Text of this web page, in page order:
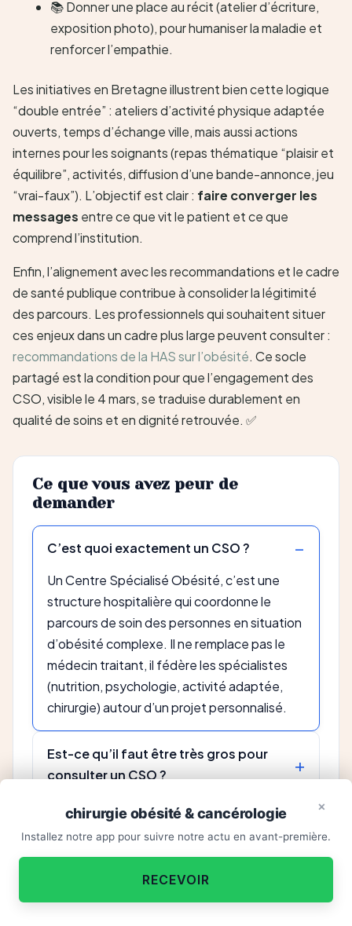
📚 Donner une place au récit (atelier d’écriture,
exposition photo), pour humaniser la maladie et
renforcer l’empathie.
Les initiatives en Bretagne illustrent bien cette logique
“double entrée” : ateliers d’activité physique adaptée
ouverts, temps d’échange ville, mais aussi actions
internes pour les soignants (repas thématique “plaisir et
équilibre”, activités, diffusion d’une bande-annonce, jeu
“vrai-faux”). L’objectif est clair : faire converger les
messages entre ce que vit le patient et ce que
comprend l’institution.
Enfin, l’alignement avec les recommandations et le cadre
de santé publique contribue à consolider la légitimité
des parcours. Les professionnels qui souhaitent situer
ces enjeux dans un cadre plus large peuvent consulter :
recommandations de la HAS sur l’obésité. Ce socle
partagé est la condition pour que l’engagement des
CSO, visible le 4 mars, se traduise durablement en
qualité de soins et en dignité retrouvée. ✅
Ce que vous avez peur de
demander
C’est quoi exactement un CSO ?
Un Centre Spécialisé Obésité, c’est une
structure hospitalière qui coordonne le
parcours de soin des personnes en situation
d’obésité complexe. Il ne remplace pas le
médecin traitant, il fédère les spécialistes
(nutrition, psychologie, activité adaptée,
chirurgie) autour d’un projet personnalisé.
Est-ce qu’il faut être très gros pour
consulter un CSO ?
Je peux y aller directement sans
ordonnance ?
Ils font uniquement de la chirurgie ?
Envie de vous sentir mieux ?
×
chirurgie obésité & cancérologie
Installez notre app pour suivre notre actu en avant-première.
RECEVOIR